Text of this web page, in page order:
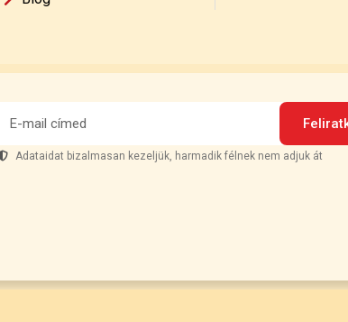
Adataidat bizalmasan kezeljük, harmadik félnek nem adjuk át